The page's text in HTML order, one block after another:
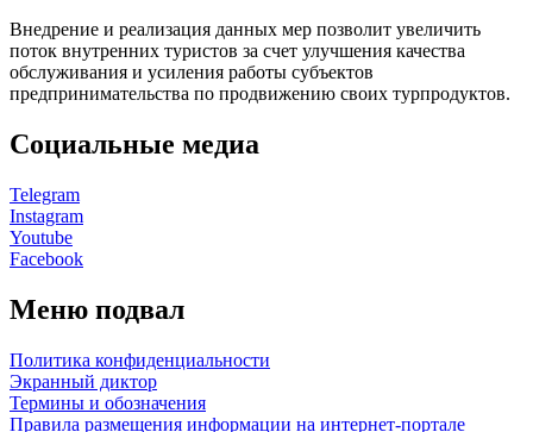
Внедрение и реализация данных мер позволит увеличить
поток внутренних туристов за счет улучшения качества
обслуживания и усиления работы субъектов
предпринимательства по продвижению своих турпродуктов.
Социальные медиа
Telegram
Instagram
Youtube
Facebook
Меню подвал
Политика конфиденциальности
Экранный диктор
Термины и обозначения
Правила размещения информации на интернет-портале